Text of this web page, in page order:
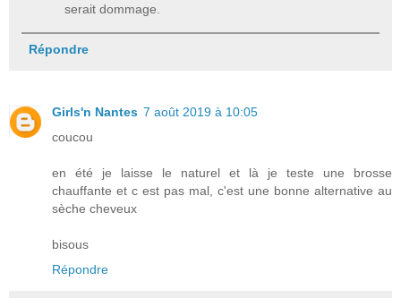
serait dommage.
Répondre
Girls'n Nantes 7 août 2019 à 10:05
coucou
en été je laisse le naturel et là je teste une brosse
chauffante et c est pas mal, c'est une bonne alternative au
sèche cheveux
bisous
Répondre